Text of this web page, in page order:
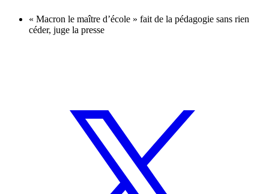
« Macron le maître d’école » fait de la pédagogie sans rien
céder, juge la presse